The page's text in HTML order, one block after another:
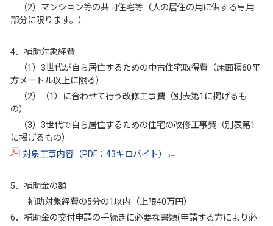
（2）マンション等の共同住宅等（人の居住の用に供する専用
部分に限ります。）
4．補助対象経費
（1）3世代が自ら居住するための中古住宅取得費（床面積60平
方メートル以上に限る）
（2）（1）に合わせて行う改修工事費（別表第1に掲げるも
の）
（3）3世代で自ら居住するための住宅の改修工事費（別表第1
に掲げるもの）
対象工事内容（PDF：43キロバイト）
5．補助金の額
補助対象経費の5分の1以内（上限40万円）
6．補助金の交付申請の手続きに必要な書類(申請する方により必